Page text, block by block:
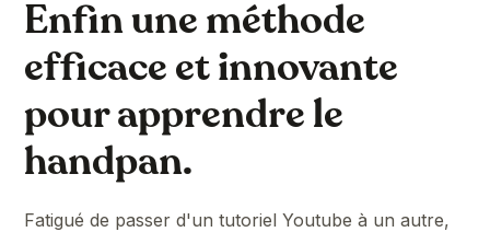
Enfin une méthode
efficace et innovante
pour apprendre le
handpan.
Fatigué de passer d'un tutoriel Youtube à un autre,